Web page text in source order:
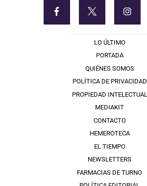
LO ÚLTIMO
PORTADA
QUIÉNES SOMOS
POLÍTICA DE PRIVACIDAD
PROPIEDAD INTELECTUAL
MEDIAKIT
CONTACTO
HEMEROTECA
EL TIEMPO
NEWSLETTERS
FARMACIAS DE TURNO